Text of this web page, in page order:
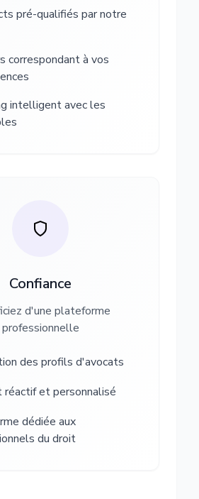
pré-qualifiés par notre
correspondant à vos
intelligent avec les
Confiance
d'une plateforme
professionnelle
des profils d'avocats
réactif et personnalisé
dédiée aux
du droit